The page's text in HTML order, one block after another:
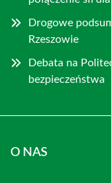
Drogowe
Rzeszowie
Debata na
bezpieczeństwa
O NAS